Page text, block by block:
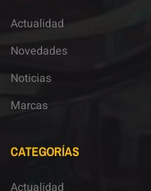
Actualidad
Novedades
Noticias
Marcas
CATEGORÍAS
Actualidad